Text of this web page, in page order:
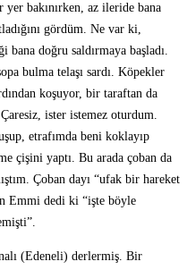
bakınırken, az ileride bana
gördüm. Ne var ki,
bana doğru saldırmaya başladı.
bulma telaşı sardı. Köpekler
koşuyor, bir taraftan da
ister istemez oturdum.
etrafımda beni koklayıp
çişini yaptı. Bu arada çoban da
Çoban dayı “ufak bir hareket
Emmi dedi ki “işte böyle
(Edeneli) derlermiş. Bir